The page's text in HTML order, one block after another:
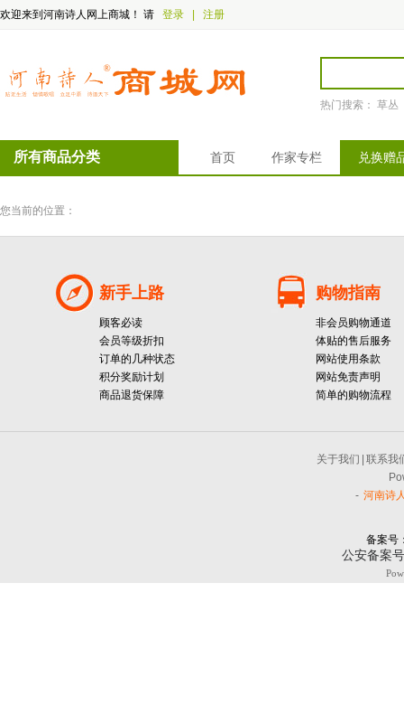
欢迎来到河南诗人网上商城！ 请 登录 注册
热门搜索： 草丛
所有商品分类 首页 作家专栏 兑换赠
您当前的位置：
新手上路
顾客必读
会员等级折扣
订单的几种状态
积分奖励计划
商品退货保障
购物指南
非会员购物通道
体贴的售后服务
网站使用条款
网站免责声明
简单的购物流程
关于我们 联系我
- 河南诗
备案号
公安备案